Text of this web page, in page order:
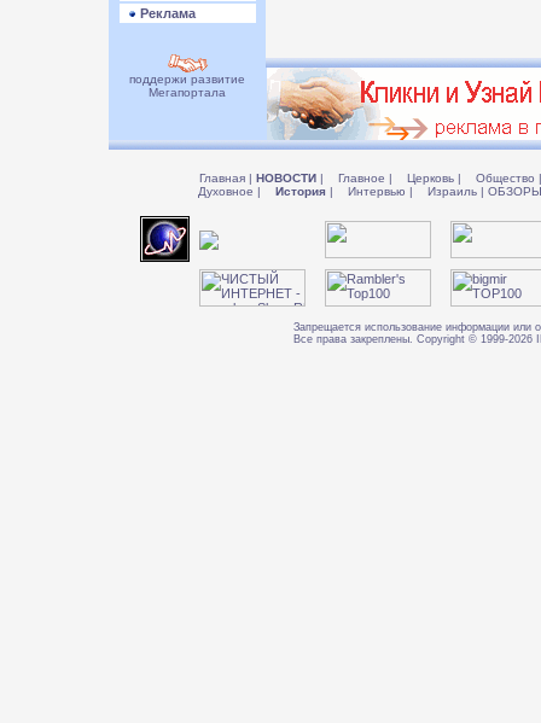
Реклама
поддержи развитие
Мегапортала
Главная | НОВОСТИ | Главное | Церковь | Общество |
Духовное | История | Интервью | Израиль |
Запрещается использование информации или
Все права закреплены. Copyright © 1999-